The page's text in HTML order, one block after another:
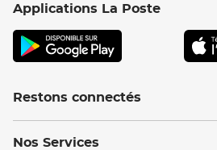
Applications La Poste
Restons connectés
Nos Services